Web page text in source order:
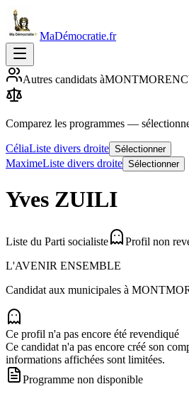
MaDémocratie.fr
Autres candidats à
Comparez les programmes —
CéliaListe divers droite Sélectionner
MaximeListe divers droite Sélectionner
Yves ZUILI
Liste du Parti socialiste
Profil non
L'AVENIR ENSEMBLE
Candidat aux municipales à
Ce profil n'a pas encore été revendiqué
Ce candidat n'a pas encore créé son
informations affichées sont limitées.
Programme non disponible